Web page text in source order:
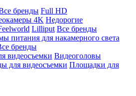
бренды Full HD
4K Недорогие
Lilliput Все бренды
питания для накамерного света
бренды
видеосъемки Видеоголовы
для видеосъемки Площадки для